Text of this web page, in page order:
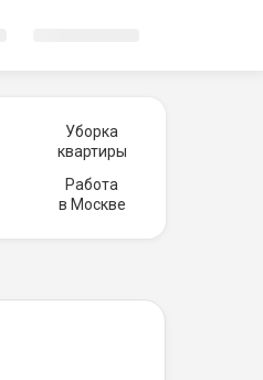
Уборка
квартиры
Работа
в Москве